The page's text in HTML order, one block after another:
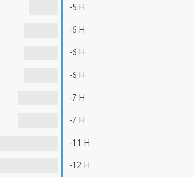
-5 H
-6 H
-6 H
-6 H
-7 H
-7 H
-11 H
-12 H